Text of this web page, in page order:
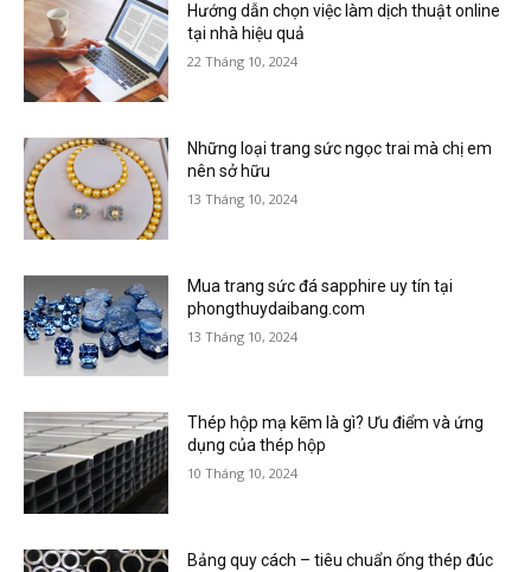
Hướng dẫn chọn việc làm dịch thuật online
tại nhà hiệu quả
22 Tháng 10, 2024
Những loại trang sức ngọc trai mà chị em
nên sở hữu
13 Tháng 10, 2024
Mua trang sức đá sapphire uy tín tại
phongthuydaibang.com
13 Tháng 10, 2024
Thép hộp mạ kẽm là gì? Ưu điểm và ứng
dụng của thép hộp
10 Tháng 10, 2024
Bảng quy cách – tiêu chuẩn ống thép đúc